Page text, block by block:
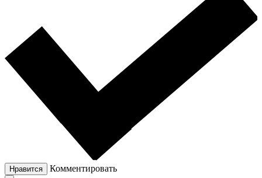
Нравится Комментировать